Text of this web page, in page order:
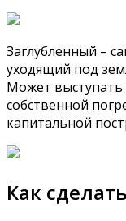
Заглубленный –
уходящий под
Может выступать
собственной
капитальной
Как